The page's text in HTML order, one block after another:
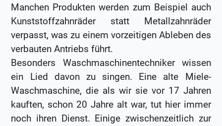
Manchen Produkten werden zum Beispiel auch
Kunststoffzahnräder statt Metallzahnräder
verpasst, was zu einem vorzeitigen Ableben des
verbauten Antriebs führt.
Besonders Waschmaschinentechniker wissen
ein Lied davon zu singen. Eine alte Miele-
Waschmaschine, die als wir sie vor 17 Jahren
kauften, schon 20 Jahre alt war, tut hier immer
noch ihren Dienst. Einige zwischenzeitlich zur